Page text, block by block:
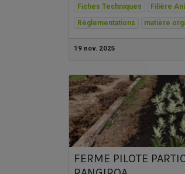
Fiches Techniques Filière
Règlementations
matière
19 nov. 2025
FERME PILOTE